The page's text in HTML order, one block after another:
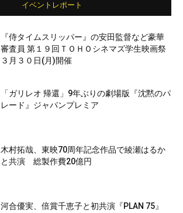
イベントレポート
『侍タイムスリッパー』の安田監督など豪華
審査員 第１９回ＴＯＨＯシネマズ学生映画祭
３月３０日(月)開催
「ガリレオ 帰還」9年ぶりの劇場版『沈黙のパ
レード』ジャパンプレミア
木村拓哉、東映70周年記念作品で綾瀬はるか
と共演 総製作費20億円
河合優実、倍賞千恵子と初共演『PLAN 75』